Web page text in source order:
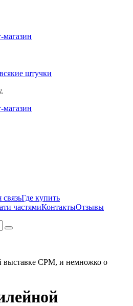
магазин
магазин
связьГде купить
частямиКонтактыОтзывы
CPM, и немножко о